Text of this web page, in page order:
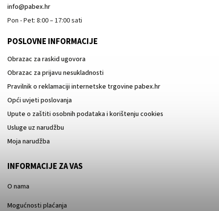
info@pabex.hr
Pon - Pet: 8:00 – 17:00 sati
POSLOVNE INFORMACIJE
Obrazac za raskid ugovora
Obrazac za prijavu nesukladnosti
Pravilnik o reklamaciji internetske trgovine pabex.hr
Opći uvjeti poslovanja
Upute o zaštiti osobnih podataka i korištenju cookies
Usluge uz narudžbu
Moja narudžba
INFORMACIJE ZA VAS
O nama
Mogućnosti plaćanja